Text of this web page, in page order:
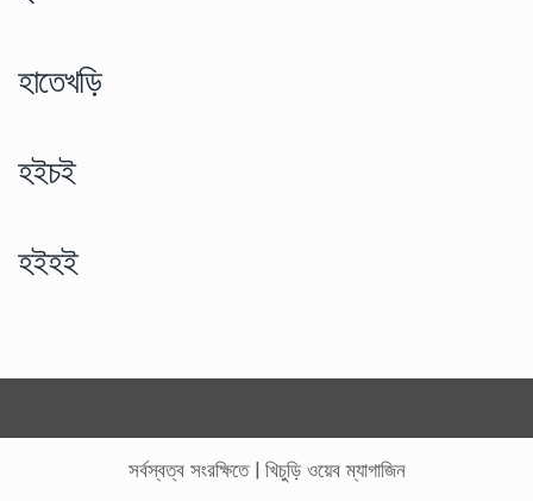
হাতেখড়ি
হইচই
হইহই
সর্বস্বত্ব সংরক্ষিতে | খিচুড়ি ওয়েব ম্যাগাজিন